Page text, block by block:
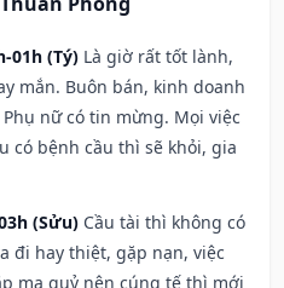
01h (Tý) Là giờ rất tốt lành,
mắn. Buôn bán, kinh doanh
nữ có tin mừng. Mọi việc
có bệnh cầu thì sẽ khỏi, gia
(Sửu) Cầu tài thì không có
đi hay thiệt, gặp nạn, việc
ma quỷ nên cúng tế thì mới